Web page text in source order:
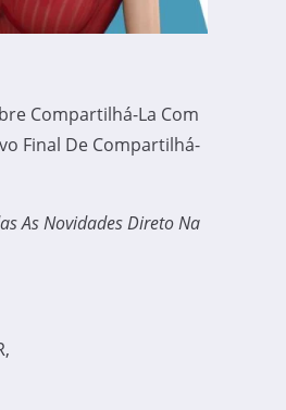
Compartilhá-La Com
Final De Compartilhá-
As Novidades Direto Na